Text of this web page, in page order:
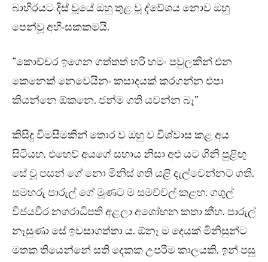
බාහිරයට දිස් වූයේ ඔහු තුළ වූ ද්වේශය නොව ඔහු
පෙන්වූ අහිංසකකමයි.
“කොච්චර ඉගෙන ගත්තත් හරි හමං පවුලකින් එන
කෙනෙක් නෙවෙයිනං කසාදයක් කරගන්න එපා
කියන්නෙ ඕකනෙ. ජන්ම ගති යවන්න බෑ”
කිසිදු විමසීමකින් තොර ව ඔහු ව විශ්වාස කළ අය
සිටියහ. එහෙව් අයගේ සහාය නිසා අළු යට ගිනි පුළිඟු
සේ වූ පසන් ගේ නො මිනිස් ගති යළි දැල්වෙන්නට ගති.
සමහරු පාරුල් ගේ මූණට ම සමච්චල් කළහ. ගගුල්
විජයවීර නගරාධිපති අළලා අශෝභන කතා කීහ. පාරුල්
නෑසුණා සේ ඉවසාගත්තා ය. ඕනෑ ම දෙයක් මිනිසුන්ට
මතක තියෙන්නේ සති දෙකක උපරිම කාලයකි. ඉන් පසු